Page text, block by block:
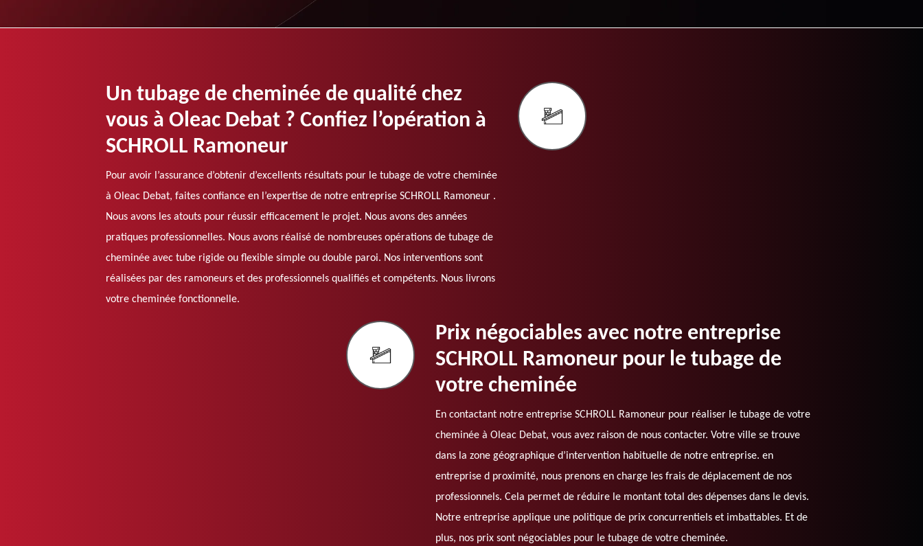
Un tubage de cheminée de qualité chez
vous à Oleac Debat ? Confiez l’opération à
SCHROLL Ramoneur
Pour avoir l’assurance d’obtenir d’excellents résultats pour le tubage de votre cheminée
à Oleac Debat, faites confiance en l’expertise de notre entreprise SCHROLL Ramoneur .
Nous avons les atouts pour réussir efficacement le projet. Nous avons des années
pratiques professionnelles. Nous avons réalisé de nombreuses opérations de tubage de
cheminée avec tube rigide ou flexible simple ou double paroi. Nos interventions sont
réalisées par des ramoneurs et des professionnels qualifiés et compétents. Nous livrons
votre cheminée fonctionnelle.
Prix négociables avec notre entreprise
SCHROLL Ramoneur pour le tubage de
votre cheminée
En contactant notre entreprise SCHROLL Ramoneur pour réaliser le tubage de votre
cheminée à Oleac Debat, vous avez raison de nous contacter. Votre ville se trouve
dans la zone géographique d’intervention habituelle de notre entreprise. en
entreprise d proximité, nous prenons en charge les frais de déplacement de nos
professionnels. Cela permet de réduire le montant total des dépenses dans le devis.
Notre entreprise applique une politique de prix concurrentiels et imbattables. Et de
plus, nos prix sont négociables pour le tubage de votre cheminée.